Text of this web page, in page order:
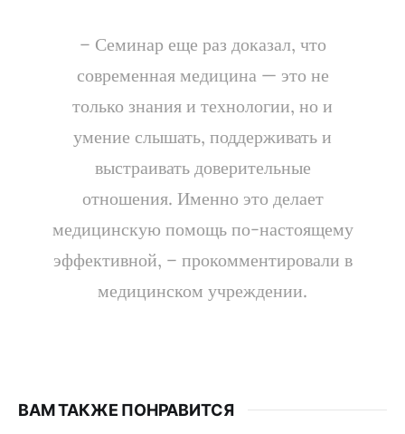
– Семинар еще раз доказал, что
современная медицина — это не
только знания и технологии, но и
умение слышать, поддерживать и
выстраивать доверительные
отношения. Именно это делает
медицинскую помощь по-настоящему
эффективной, – прокомментировали в
медицинском учреждении.
ВАМ ТАКЖЕ ПОНРАВИТСЯ